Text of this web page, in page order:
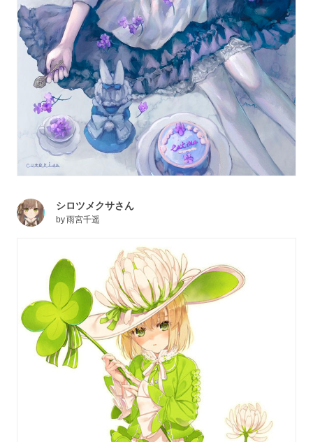
シロツメクサさん
by雨宮千遥